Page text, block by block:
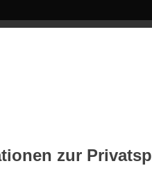
finden
zur